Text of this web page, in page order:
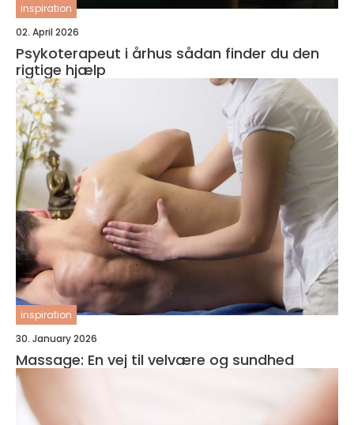
inspiration
02. April 2026
Psykoterapeut i århus sådan finder du den
rigtige hjælp
inspiration
30. January 2026
Massage: En vej til velvære og sundhed